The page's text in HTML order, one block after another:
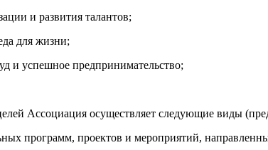
и развития талантов;
для жизни;
и успешное предпринимательство;
Ассоциация осуществляет следующие виды
программ, проектов и мероприятий,